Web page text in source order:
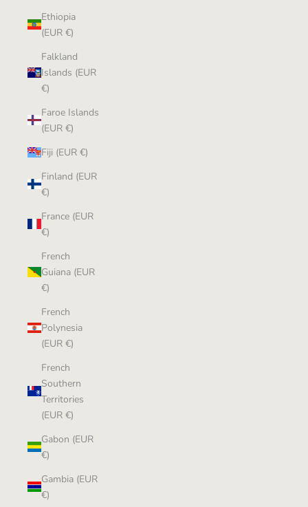
Ethiopia
(EUR €)
Falkland
Islands (EUR
€)
Faroe Islands
(EUR €)
Fiji (EUR €)
Finland (EUR
€)
France (EUR
€)
French
Guiana (EUR
€)
French
Polynesia
(EUR €)
French
Southern
Territories
(EUR €)
Gabon (EUR
€)
Gambia (EUR
€)